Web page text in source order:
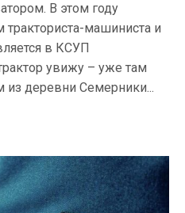
В этом году
машиниста и
в КСУП
увижу – уже там
деревни Семерники...